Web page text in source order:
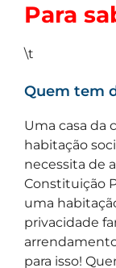
Para
\t
Quem tem
Uma casa da
habitação
necessita de
Constituição
uma
privacidade
para isso!